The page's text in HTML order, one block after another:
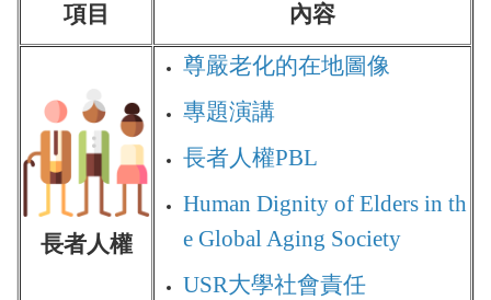
項目 內容
長者人權
尊嚴老化的在地圖像
專題演講
長者人權PBL
Human Dignity of Elders in th
e Global Aging Society
USR大學社會責任